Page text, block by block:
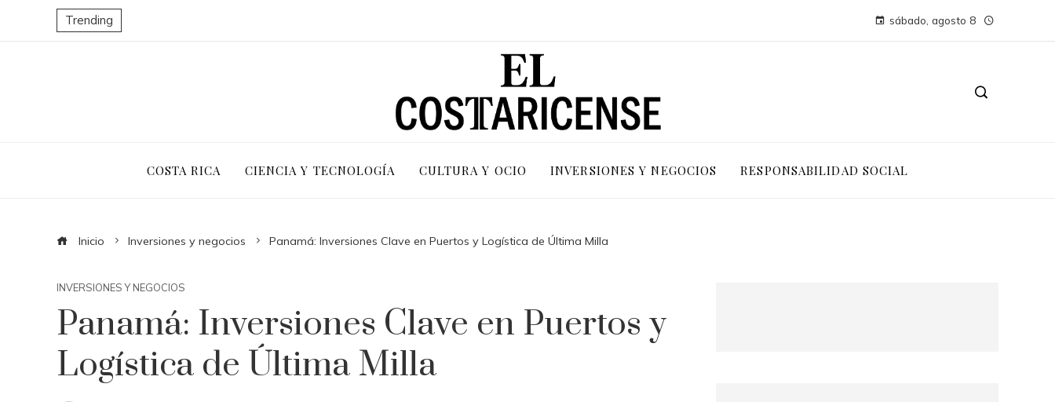
Trending sábado, agosto 8
COSTA RICA CIENCIA Y TECNOLOGÍA CULTURA Y OCIO INVERSIONES Y NEGOCIOS RESPONSABILIDAD SOCIAL
Inicio Inversiones y negocios Panamá: Inversiones Clave en Puertos y Logística de Última Milla
INVERSIONES Y NEGOCIOS
Panamá: Inversiones Clave en Puertos y
Logística de Última Milla